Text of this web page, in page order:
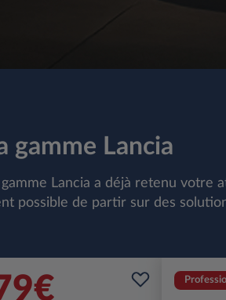
gamme Lancia
Lancia a déjà retenu
possible de partir sur des